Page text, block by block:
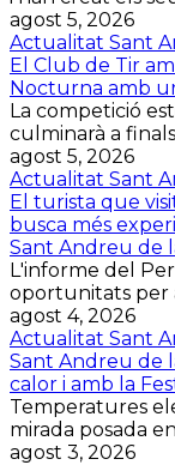
agost 5, 2026
Actualitat Sant
El Club de Tir
Nocturna amb
La competició
culminarà a
agost 5, 2026
Actualitat Sant
El turista que
busca més
Sant Andreu de
L'informe del
oportunitats per
agost 4, 2026
Actualitat Sant
Sant Andreu de
calor i amb la
Temperatures
mirada posada
agost 3, 2026